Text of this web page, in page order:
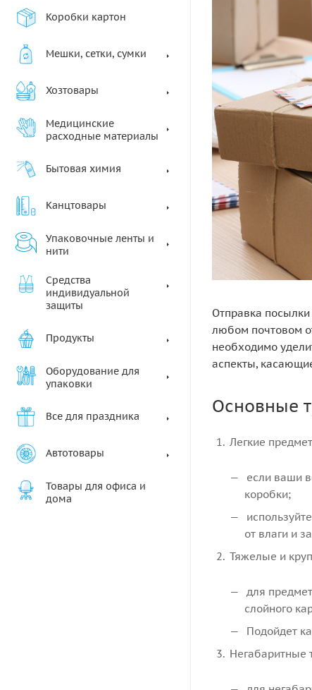
Коробки картон
Мешки, сетки, сумки
Хозтовары
Медицинские
расходные материалы
Бытовая химия
Канцтовары
Упаковочные ленты и
нити
Средства
индивидуальной
защиты
Продукты
Оборудование для
упаковки
Все для праздника
Автотовары
Товары для офиса и
дома
Отправка
любом почтовом
необходимо
аспекты,
Основные
Легкие
если ваши
коробки;
от влаги и
Тяжелые и
для
слойного
Подойдет
Негабаритные